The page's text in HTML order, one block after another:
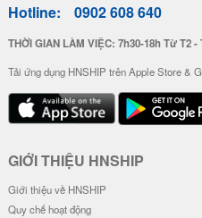
Hotline: 0902 608 640
THỜI GIAN LÀM VIỆC: 7h30-18h Từ T2 -
Tải ứng dụng HNSHIP trên Apple Store &
GIỚI THIỆU HNSHIP
Giới thiệu về HNSHIP
Quy chế hoạt động